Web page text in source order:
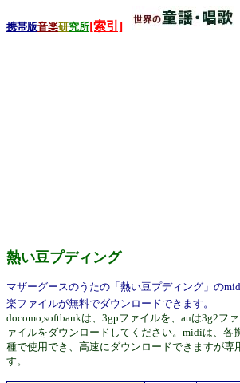
携帯版音楽研究所[索引]
熱い豆プディング
マザーグースのうたの「熱い豆プディング」の
楽ファイルが無料でダウンロードできます。
docomo,softbankは、3gpファイルを、auは3g2フ
ァイルをダウンロードしてください。midiは、各
種で使用でき、高速にダウンロードできますが専
す。